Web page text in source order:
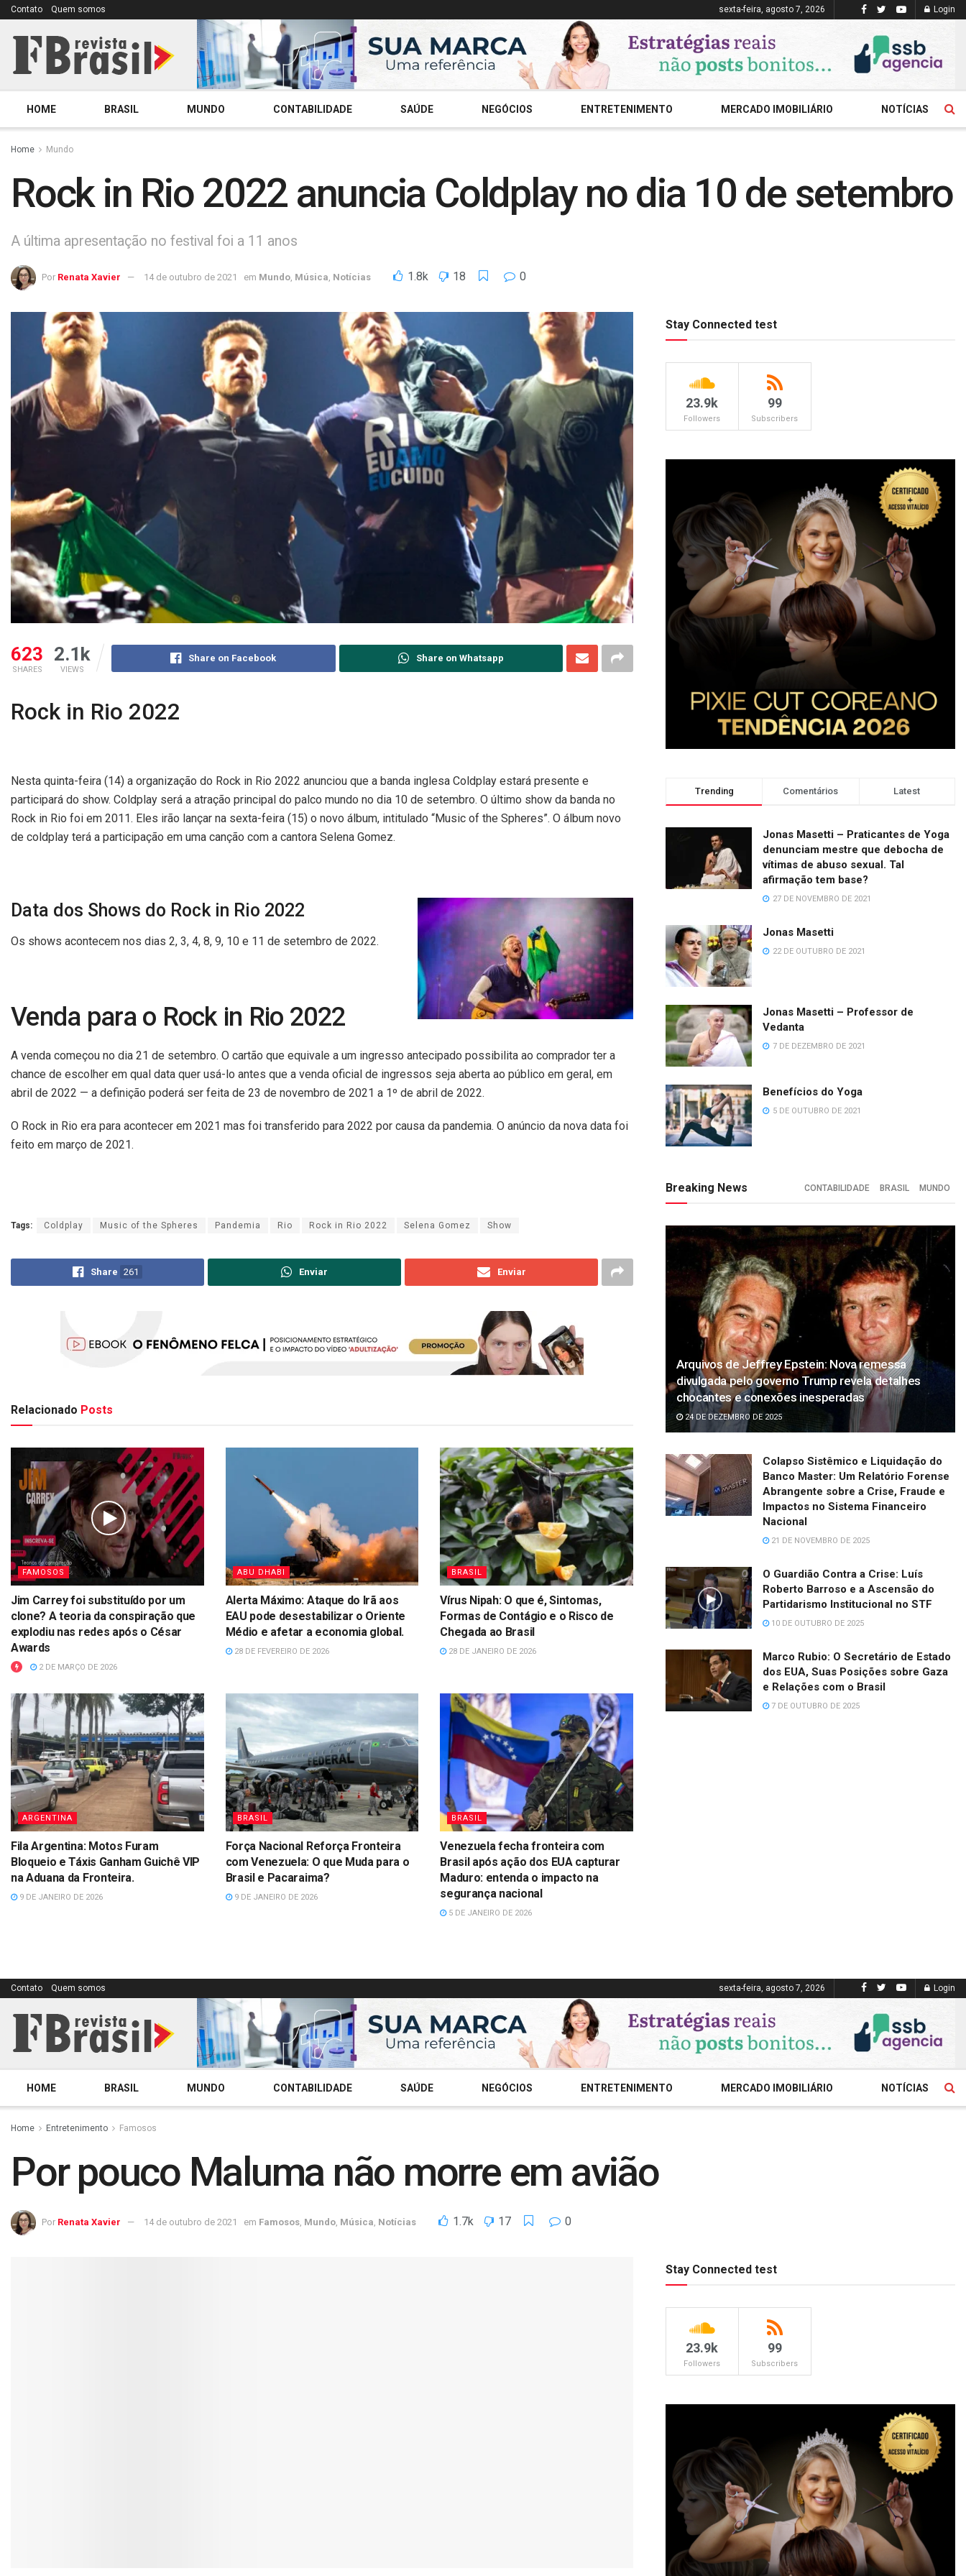
Contato Quem somos sexta-feira, agosto 7, 2026 Login
HOME BRASIL MUNDO CONTABILIDADE SAÚDE NEGÓCIOS ENTRETENIMENTO MERCADO IMOBILIÁRIO NOTÍCIAS
Home Mundo
Rock in Rio 2022 anuncia Coldplay no dia 10 de setembro
A última apresentação no festival foi a 11 anos
Por Renata Xavier 14 de outubro de 2021 em Mundo, Música, Notícias 1.8k 18 0
623
SHARES
2.1k
VIEWS
Share on Facebook Share on Whatsapp
Rock in Rio 2022
Nesta quinta-feira (14) a organização do Rock in Rio 2022 anunciou que a banda inglesa Coldplay estará presente e
participará do show. Coldplay será a atração principal do palco mundo no dia 10 de setembro. O último show da banda no
Rock in Rio foi em 2011. Eles irão lançar na sexta-feira (15) o novo álbum, intitulado “Music of the Spheres”. O álbum novo
de coldplay terá a participação em uma canção com a cantora Selena Gomez.
Data dos Shows do Rock in Rio 2022
Os shows acontecem nos dias 2, 3, 4, 8, 9, 10 e 11 de setembro de 2022.
Venda para o Rock in Rio 2022
A venda começou no dia 21 de setembro. O cartão que equivale a um ingresso antecipado possibilita ao comprador ter a
chance de escolher em qual data quer usá-lo antes que a venda oficial de ingressos seja aberta ao público em geral, em
abril de 2022 — a definição poderá ser feita de 23 de novembro de 2021 a 1º de abril de 2022.
O Rock in Rio era para acontecer em 2021 mas foi transferido para 2022 por causa da pandemia. O anúncio da nova data foi
feito em março de 2021.
Tags: Coldplay Music of the Spheres Pandemia Rio Rock in Rio 2022 Selena Gomez Show
Share 261 Enviar Enviar
Relacionado Posts
FAMOSOS
Jim Carrey foi substituído por um
clone? A teoria da conspiração que
explodiu nas redes após o César
Awards
2 DE MARÇO DE 2026
ABU DHABI
Alerta Máximo: Ataque do Irã aos
EAU pode desestabilizar o Oriente
Médio e afetar a economia global.
28 DE FEVEREIRO DE 2026
BRASIL
Vírus Nipah: O que é, Sintomas,
Formas de Contágio e o Risco de
Chegada ao Brasil
28 DE JANEIRO DE 2026
ARGENTINA
Fila Argentina: Motos Furam
Bloqueio e Táxis Ganham Guichê VIP
na Aduana da Fronteira.
9 DE JANEIRO DE 2026
BRASIL
Força Nacional Reforça Fronteira
com Venezuela: O que Muda para o
Brasil e Pacaraima?
9 DE JANEIRO DE 2026
BRASIL
Venezuela fecha fronteira com
Brasil após ação dos EUA capturar
Maduro: entenda o impacto na
segurança nacional
5 DE JANEIRO DE 2026
Stay Connected test
23.9k
Followers
99
Subscribers
Trending Comentários Latest
Jonas Masetti – Praticantes de Yoga
denunciam mestre que debocha de
vítimas de abuso sexual. Tal
afirmação tem base?
27 DE NOVEMBRO DE 2021
Jonas Masetti
22 DE OUTUBRO DE 2021
Jonas Masetti – Professor de
Vedanta
7 DE DEZEMBRO DE 2021
Benefícios do Yoga
5 DE OUTUBRO DE 2021
Breaking News CONTABILIDADE BRASIL MUNDO
Arquivos de Jeffrey Epstein: Nova remessa
divulgada pelo governo Trump revela detalhes
chocantes e conexões inesperadas
24 DE DEZEMBRO DE 2025
Colapso Sistêmico e Liquidação do
Banco Master: Um Relatório Forense
Abrangente sobre a Crise, Fraude e
Impactos no Sistema Financeiro
Nacional
21 DE NOVEMBRO DE 2025
O Guardião Contra a Crise: Luís
Roberto Barroso e a Ascensão do
Partidarismo Institucional no STF
10 DE OUTUBRO DE 2025
Marco Rubio: O Secretário de Estado
dos EUA, Suas Posições sobre Gaza
e Relações com o Brasil
7 DE OUTUBRO DE 2025
Contato Quem somos sexta-feira, agosto 7, 2026 Login
HOME BRASIL MUNDO CONTABILIDADE SAÚDE NEGÓCIOS ENTRETENIMENTO MERCADO IMOBILIÁRIO NOTÍCIAS
Home Entretenimento Famosos
Por pouco Maluma não morre em avião
Por Renata Xavier 14 de outubro de 2021 em Famosos, Mundo, Música, Notícias 1.7k 17 0
Stay Connected test
23.9k
Followers
99
Subscribers